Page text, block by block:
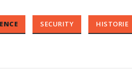
SECURITY HISTORIE